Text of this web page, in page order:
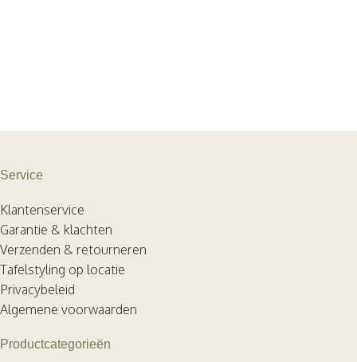
Service
Klantenservice
Garantie & klachten
Verzenden & retourneren
Tafelstyling op locatie
Privacybeleid
Algemene voorwaarden
Productcategorieën